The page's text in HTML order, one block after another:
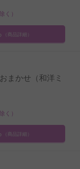
く）
（商品詳細）
まかせ（和洋ミ
く）
（商品詳細）